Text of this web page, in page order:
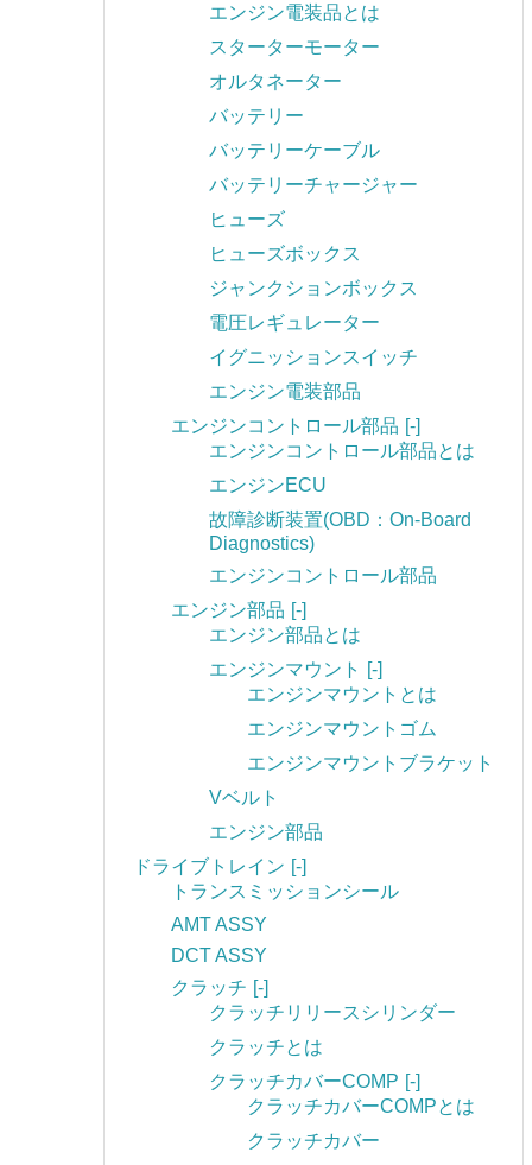
エンジン電装品とは
スターターモーター
オルタネーター
バッテリー
バッテリーケーブル
バッテリーチャージャー
ヒューズ
ヒューズボックス
ジャンクションボックス
電圧レギュレーター
イグニッションスイッチ
エンジン電装部品
エンジンコントロール部品 [-]
エンジンコントロール部品とは
エンジンECU
故障診断装置(OBD：On-Board
Diagnostics)
エンジンコントロール部品
エンジン部品 [-]
エンジン部品とは
エンジンマウント
[-]
エンジンマウントとは
エンジンマウントゴム
エンジンマウントブラケット
Vベルト
エンジン部品
ドライブトレイン [-]
トランスミッションシール
AMT ASSY
DCT ASSY
クラッチ [-]
クラッチリリースシリンダー
クラッチとは
クラッチカバーCOMP [-]
クラッチカバーCOMPとは
クラッチカバー